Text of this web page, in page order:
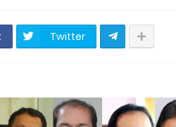
Twitter